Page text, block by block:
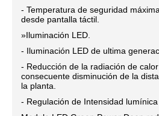
- Temperatura de seguridad
desde pantalla táctil.
»Iluminación LED.
- Iluminación LED de ultima
- Reducción de la radiación de
consecuente disminución de la
la planta.
- Regulación de Intensidad